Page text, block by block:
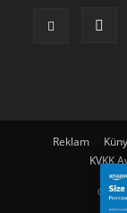
Reklam
KVKK
©